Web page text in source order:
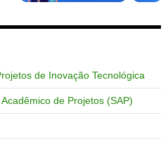
de Inovação Tecnológica
de Projetos (SAP)